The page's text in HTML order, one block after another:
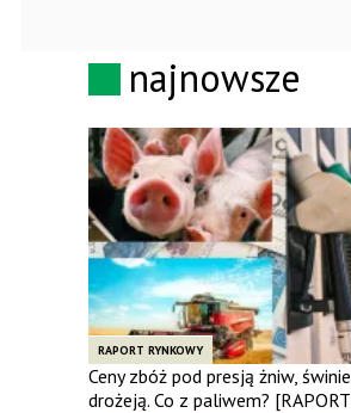
najnowsze
RAPORT RYNKOWY
Ceny zbóż pod presją żniw,
drożeją. Co z paliwem?